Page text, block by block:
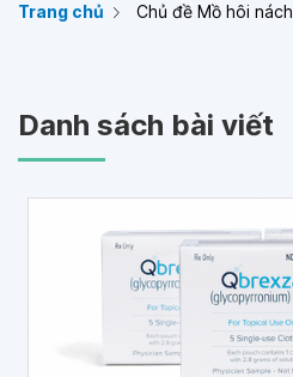
Trang chủ Chủ đề Mồ hôi nách
Danh sách bài viết